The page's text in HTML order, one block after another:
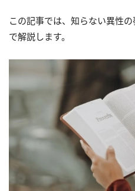
この記事では、知らない異性
で解説します。